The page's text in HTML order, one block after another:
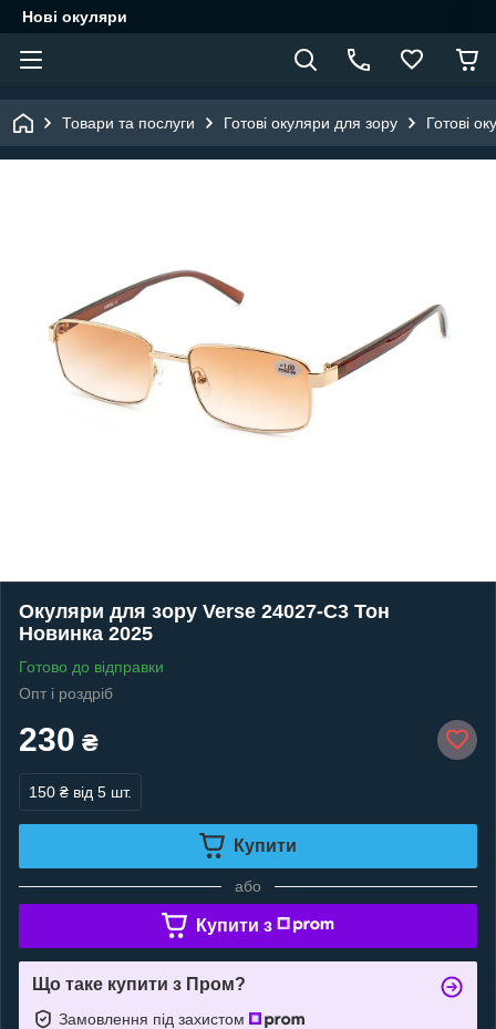
Нові окуляри
Товари та послуги Готові окуляри для зору Готові
Окуляри для зору Verse 24027-C3 Тон
Новинка 2025
Готово до відправки
Опт і роздріб
230 ₴
150 ₴ від 5 шт.
Купити
або
Купити з
Що таке купити з Пром?
Замовлення під захистом